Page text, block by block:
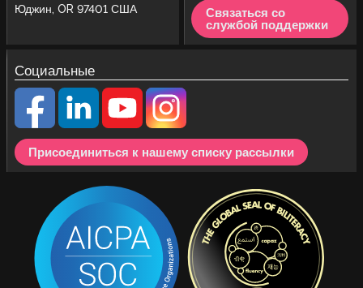
Юджин, OR 97401 США
Связаться со
службой поддержки
Социальные
Присоединиться к нашему списку рассылки